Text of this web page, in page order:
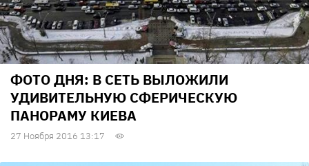
ФОТО ДНЯ: В СЕТЬ ВЫЛОЖИЛИ
УДИВИТЕЛЬНУЮ СФЕРИЧЕСКУЮ
ПАНОРАМУ КИЕВА
27 Ноября 2016 13:17